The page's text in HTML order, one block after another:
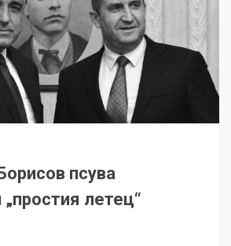
псува
летец“